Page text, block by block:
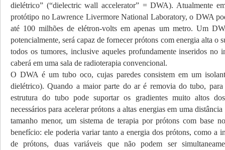
dielétrico” (“dielectric wall accelerator” = DWA). Atualmente
protótipo no Lawrence Livermore National Laboratory, o DWA
até 100 milhões de elétron-volts em apenas um metro. Um
potencialmente, será capaz de fornecer prótons com energia alta o
todos os tumores, inclusive aqueles profundamente inseridos no
caberá em uma sala de radioterapia convencional.
O DWA é um tubo oco, cujas paredes consistem em um
dielétrico). Quando a maior parte do ar é removia do tubo,
estrutura do tubo pode suportar os gradientes muito altos
necessários para acelerar prótons a altas energias em uma
tamanho menor, um sistema de terapia por prótons com base
benefício: ele poderia variar tanto a energia dos prótons, como a
de prótons, duas variáveis que não podem ser